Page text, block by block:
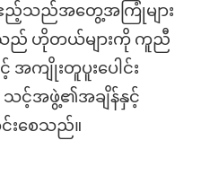
ာဧည့်သည်အတွေ့အကြုံများ
ည် ဟိုတယ်များကို ကူညီ
အကျိုးတူပူးပေါင်း
သင့်အဖွဲ့၏အချိန်နှင့်
းစေသည်။